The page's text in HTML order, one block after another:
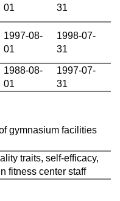
01
31
1997-08-
01
1998-07-
31
1988-08-
01
1997-07-
31
gymnasium facilities
traits, self-efficacy,
fitness center staff